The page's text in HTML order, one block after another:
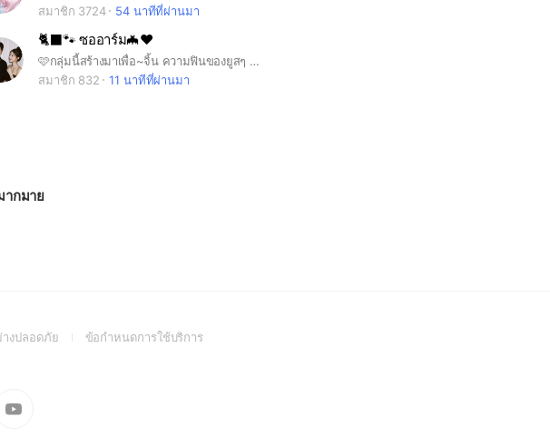
สมาชิก 3724
54 นาทีที่ผ่านมา
🐈‍⬛🐾 ซออาร์ม🦇❤️
🩷กลุ่มนี้สร้างมาเพื่อ~จิ้น ความฟินของยูสๆ ห้ามดราม่า ไม่ง้้นปิดกลุ่ม 🤏🏻
สมาชิก 832
11 นาทีที่ผ่านมา
ากมาย
งปลอดภัย(Openข้อกำหนดการใช้บริการ(Open
to